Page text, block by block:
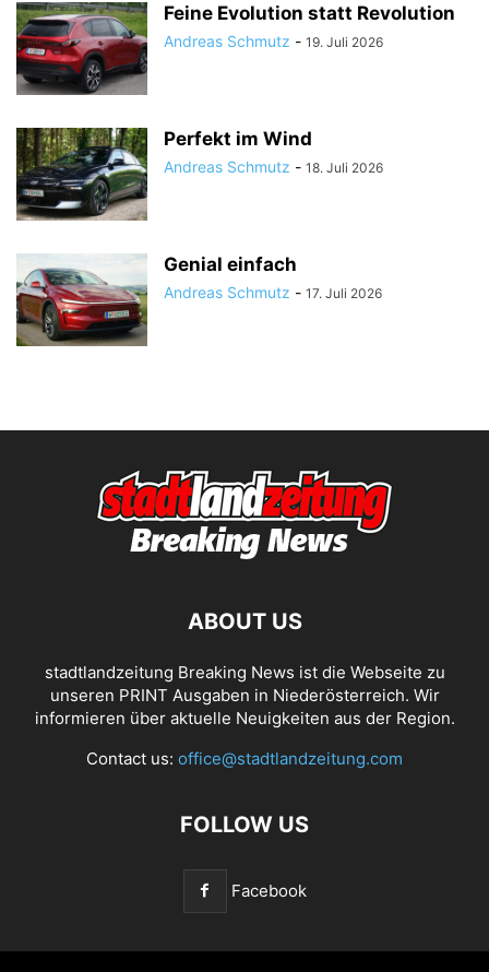
Feine Evolution statt Revolution
Andreas Schmutz - 19. Juli 2026
Perfekt im Wind
Andreas Schmutz - 18. Juli 2026
Genial einfach
Andreas Schmutz - 17. Juli 2026
ABOUT US
stadtlandzeitung Breaking News ist die Webseite zu
unseren PRINT Ausgaben in Niederösterreich. Wir
informieren über aktuelle Neuigkeiten aus der Region.
Contact us: office@stadtlandzeitung.com
FOLLOW US
Facebook